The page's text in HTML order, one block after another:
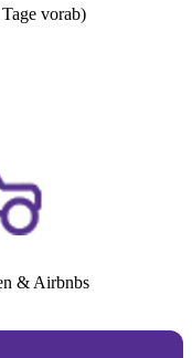
vorab)
& Airbnbs